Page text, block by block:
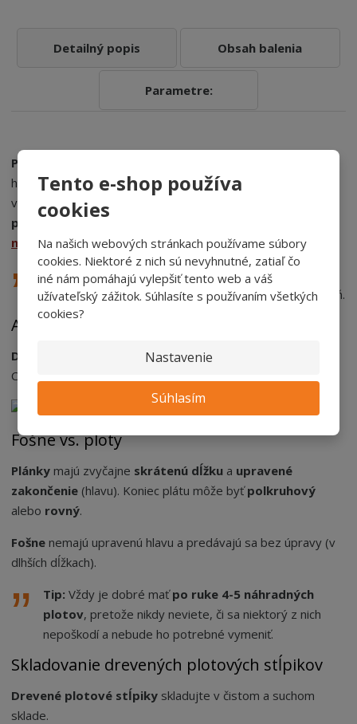
Tento e-shop používa
cookies
Na našich webových stránkach používame súbory
cookies. Niektoré z nich sú nevyhnutné, zatiaľ čo
iné nám pomáhajú vylepšiť tento web a váš
užívateľský zážitok. Súhlasíte s používaním všetkých
cookies?
Nastavenie
Súhlasím
Detailný popis Obsah balenia
Parametre:
Plotové lamely
hobľovanéplotové lamely vhodné na stavbu plotov a
vytváranie drevených plotových panelov
plotové lamely
nosníku -drážke.
Odporúčame.Doskypotom môžete natrieť
ľubovoľnoufarbou , aby ste dosiahli požadovaný odtieň.
Ako ploty balíme
Drevené ploty balíme dostrečovej a bublinkovej fólie
Celé balenie je utiahnuté PVC páskou.
Fošne vs. ploty
Plánky majú zvyčajne skrátenú dĺžku a upravené
zakončenie (hlavu). Koniec plátu môže byťpolkruhový
alebo rovný.
Fošne nemajú upravenú hlavu a predávajú sa bez úpravy (v
dlhších dĺžkach).
Tip: Vždy je dobré maťpo ruke 4-5 náhradných
plotov, pretože nikdy neviete, či sa niektorý z nich
nepoškodí a nebude ho potrebné vymeniť.
Skladovanie drevených plotových stĺpikov
Drevené plotové stĺpiky skladujte v čistom a suchom
sklade.